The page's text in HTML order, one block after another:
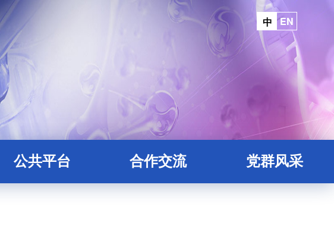
中 EN
公共平台 合作交流 党群风采